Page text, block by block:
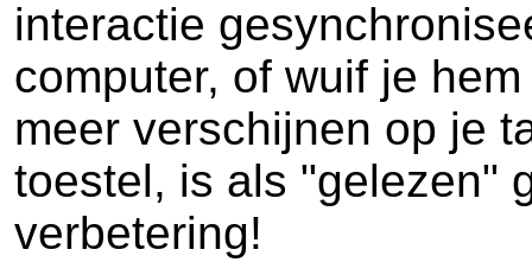
interactie
computer, of wuif je
meer verschijnen op je
toestel, is als "gelezen"
verbetering!